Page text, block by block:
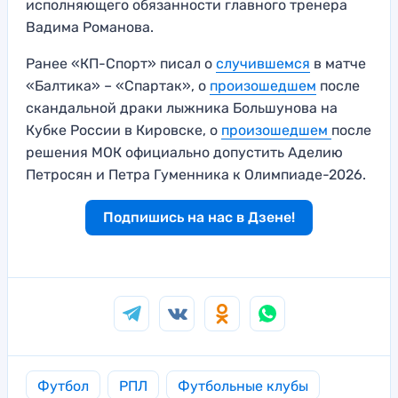
исполняющего обязанности главного тренера
Вадима Романова.
Ранее «КП-Спорт» писал о случившемся в матче
«Балтика» – «Спартак», о произошедшем после
скандальной драки лыжника Большунова на
Кубке России в Кировске, о произошедшем после
решения МОК официально допустить Аделию
Петросян и Петра Гуменника к Олимпиаде-2026.
Подпишись на нас в Дзене!
Футбол РПЛ Футбольные клубы